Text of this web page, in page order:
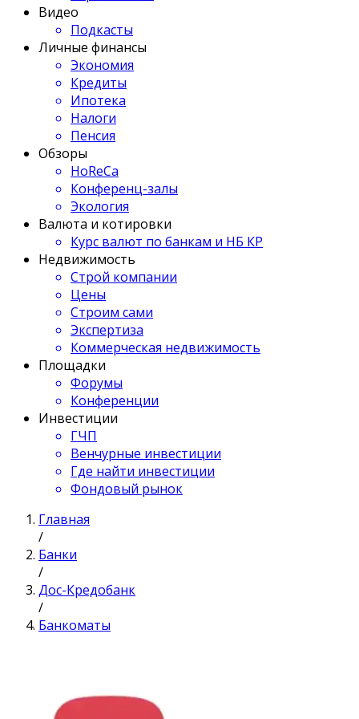
Видео
Подкасты
Личные финансы
Экономия
Кредиты
Ипотека
Налоги
Пенсия
Обзоры
HoReCa
Конференц-залы
Экология
Валюта и котировки
Курс валют по банкам и НБ КР
Недвижимость
Строй компании
Цены
Строим сами
Экспертиза
Коммерческая недвижимость
Площадки
Форумы
Конференции
Инвестиции
ГЧП
Венчурные инвестиции
Где найти инвестиции
Фондовый рынок
Главная
/
Банки
/
Дос-Кредобанк
/
Банкоматы